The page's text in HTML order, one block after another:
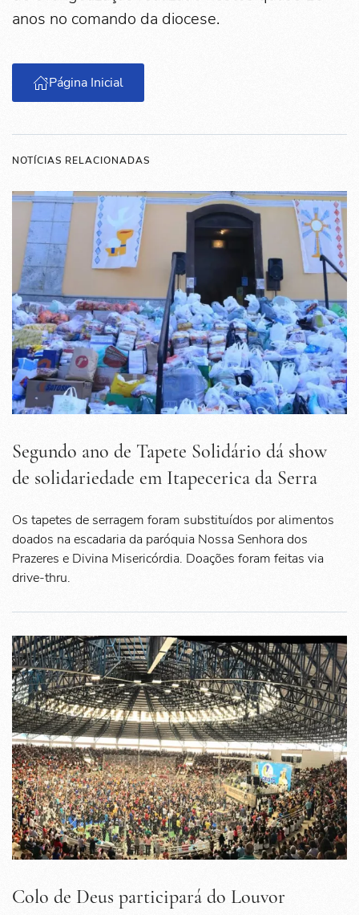
anos no comando da diocese.
Página Inicial
NOTÍCIAS RELACIONADAS
Segundo ano de Tapete Solidário dá show
de solidariedade em Itapecerica da Serra
Os tapetes de serragem foram substituídos por alimentos
doados na escadaria da paróquia Nossa Senhora dos
Prazeres e Divina Misericórdia. Doações foram feitas via
drive-thru.
Colo de Deus participará do Louvor